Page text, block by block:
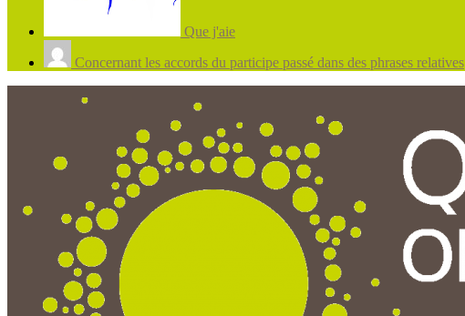
Que j'aie
Concernant les accords du participe passé dans des phrases relatives